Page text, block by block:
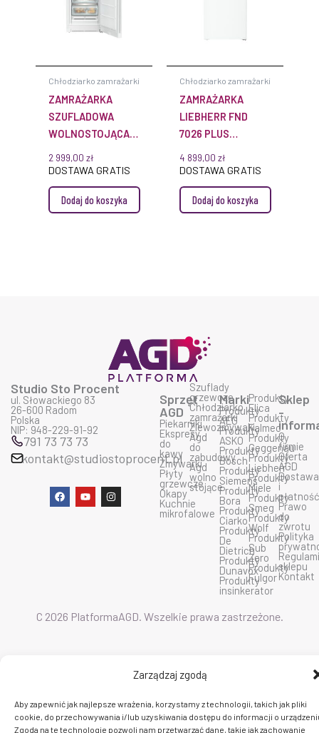
Zarządzaj zgodą
Aby zapewnić jak najlepsze wrażenia, korzystamy z technologii, takich jak pliki
cookie, do przechowywania i/lub uzyskiwania dostępu do informacji o
Zgoda na te technologie pozwoli nam przetwarzać dane, takie jak zachowanie
Chłodziarko zamrażarki
ZAMRAŻARKA
SZUFLADOWA
WOLNOSTOJĄCA
NOFROST
2 999,00 zł
DOSTAWA GRATIS
Dodaj do koszyka
Chłodziarko zamrażarki
ZAMRAŻARKA
LIEBHERR FND
7026 PLUS
4 899,00 zł
DOSTAWA GRATIS
Dodaj do koszyka
Studio Sto Procent
ul. Słowackiego 83
26-600 Radom
Polska
NIP: 948-229-91-92
791 73 73 73
kontakt@studiostoprocent.pl
F
a
c
Y
o
u
I
n
s
Sprzęt
AGD
Piekarniki
Ekspresy
do
kawy
Zmywarki
Płyty
grzewcze
Okapy
Kuchnie
mikrofalowe
Szuflady
grzewcze
Chłodziarko
zamrażarki
Zlewozmywaki
Agd
do
zabudowy
Agd
wolno
stojące
Marki
Produkty
AEG
Produkty
ASKO
Produkty
Bosch
Produkty
Siemens
Produkty
Bora
Produkty
Ciarko
Produkty
De
Dietrich
Produkty
Dunavox
Produkty
insinkerator
Produkty
Elica
Produkty
Falmec
Produkty
Geggenau
Produkty
Liebherr
Produkty
Miele
Produkty
Smeg
Produkty
Wolf
Produkty
Sub
Zero
Produkty
Fulgor
Sklep
-
O
firmie
Oferta
AGD
Dostawa
i
Prawo
do
zwrotu
Polityka
sklepu
Kontakt
C 2026 PlatformaAGD. Wszelkie prawa zastrzeżone.